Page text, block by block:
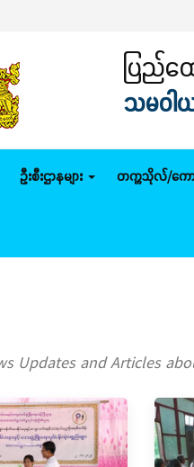
ပြည်ထ
သမဝါ
ဦးစီးဌာနများ တက္ကသိုလ်/ကော
Updates and Articles